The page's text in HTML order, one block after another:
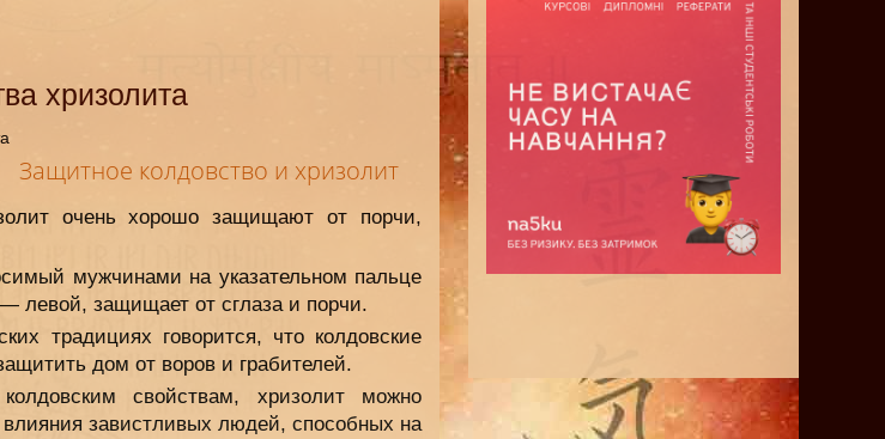
хризолита
Защитное колдовство и хризолит
очень хорошо защищают от порчи,
мужчинами на указательном пальце
левой, защищает от сглаза и порчи.
традициях говорится, что колдовские
дом от воров и грабителей.
свойствам, хризолит можно
влияния завистливых людей, способных на